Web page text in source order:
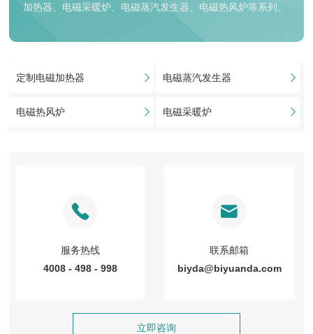
加热器、电磁采暖炉、电磁蒸汽发生器、电磁热风炉等系列。
定制电磁加热器 电磁蒸汽发生器
电磁热风炉 电磁采暖炉
服务热线
4008 - 498 - 998
联系邮箱
biyda@biyuanda.com
立即咨询